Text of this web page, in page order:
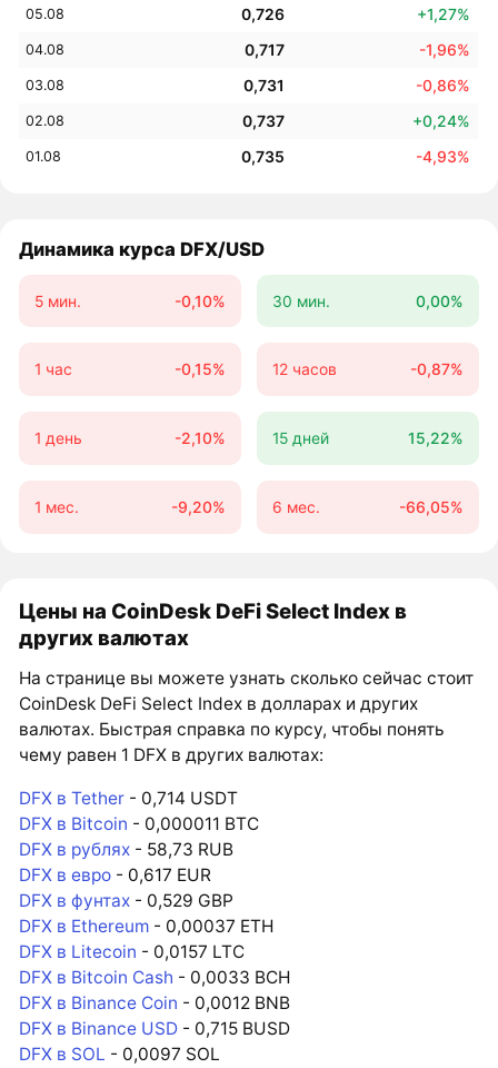
05.08 0,726 +1,27%
04.08 0,717 -1,96%
03.08 0,731 -0,86%
02.08 0,737 +0,24%
01.08 0,735 -4,93%
Динамика курса DFX/USD
5 мин. -0,10% 30 мин. 0,00%
1 час -0,15% 12 часов -0,87%
1 день -2,10% 15 дней 15,22%
1 мес. -9,20% 6 мес. -66,05%
Цены на CoinDesk DeFi Select Index в
других валютах
На странице вы можете узнать сколько сейчас стоит
CoinDesk DeFi Select Index в долларах и других
валютах. Быстрая справка по курсу, чтобы понять
чему равен 1 DFX в других валютах:
DFX в Tether - 0,714 USDT
DFX в Bitcoin - 0,000011 BTC
DFX в рублях - 58,73 RUB
DFX в евро - 0,617 EUR
DFX в фунтах - 0,529 GBP
DFX в Ethereum - 0,00037 ETH
DFX в Litecoin - 0,0157 LTC
DFX в Bitcoin Cash - 0,0033 BCH
DFX в Binance Coin - 0,0012 BNB
DFX в Binance USD - 0,715 BUSD
DFX в SOL - 0,0097 SOL